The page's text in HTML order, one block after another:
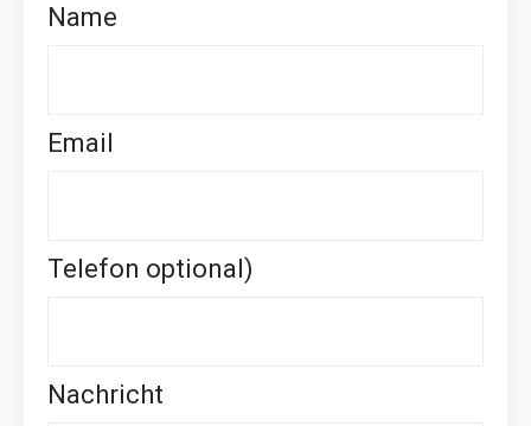
Name
Email
Telefon optional)
Nachricht